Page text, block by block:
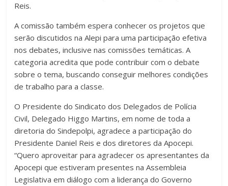
Reis.
A comissão também espera conhecer os projetos que
serão discutidos na Alepi para uma participação efetiva
nos debates, inclusive nas comissões temáticas. A
categoria acredita que pode contribuir com o debate
sobre o tema, buscando conseguir melhores condições
de trabalho para a classe.
O Presidente do Sindicato dos Delegados de Polícia
Civil, Delegado Higgo Martins, em nome de toda a
diretoria do Sindepolpi, agradece a participação do
Presidente Daniel Reis e dos diretores da Apocepi.
“Quero aproveitar para agradecer os apresentantes da
Apocepi que estiveram presentes na Assembleia
Legislativa em diálogo com a liderança do Governo